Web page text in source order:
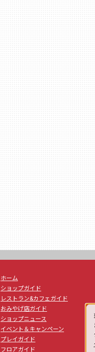
ホーム
ショップガイド
レストラン&カフェガイド
おみやげ店ガイド
ショップニュース
イベント＆キャンペーン
プレイガイド
フロアガイド